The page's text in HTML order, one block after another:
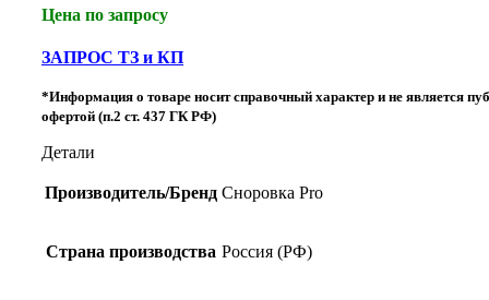
Цена по запросу
ЗАПРОС ТЗ и КП
*Информация о товаре носит справочный характер и не является
офертой (п.2 ст. 437 ГК РФ)
Детали
Производитель/Бренд Сноровка Pro
Страна производства Россия (РФ)